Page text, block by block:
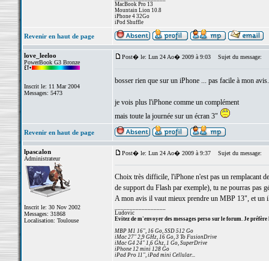
MacBook Pro 13
Mountain Lion 10.8
iPhone 4 32Go
iPod Shuffle
Revenir en haut de page
love_leeloo
PowerBook G3 Bronze
Inscrit le: 11 Mar 2004
Messages: 5473
Post� le: Lun 24 Ao� 2009 à 9:03 Sujet du message:
bosser rien que sur un iPhone ... pas facile à mon avis.
je vois plus l'iPhone comme un complément
mais toute la journée sur un écran 3"
Revenir en haut de page
lpascalon
Administrateur
Inscrit le: 30 Nov 2002
Messages: 31868
Localisation: Toulouse
Post� le: Lun 24 Ao� 2009 à 9:37 Sujet du message:
Choix très difficile, l'iPhone n'est pas un remplacant
de support du Flash par exemple), tu ne pourras pas
A mon avis il vaut mieux prendre un MBP 13", et un
Ludovic
Evitez de m'envoyer des messages perso sur le forum. Je préfère
MBP M1 16", 16 Go, SSD 512 Go
iMac 27" 2,9 GHz, 16 Go, 3 To FusionDrive
iMac G4 24" 1,6 Ghz, 1 Go, SuperDrive
iPhone 12 mini 128 Go
iPad Pro 11", iPad mini Cellular...